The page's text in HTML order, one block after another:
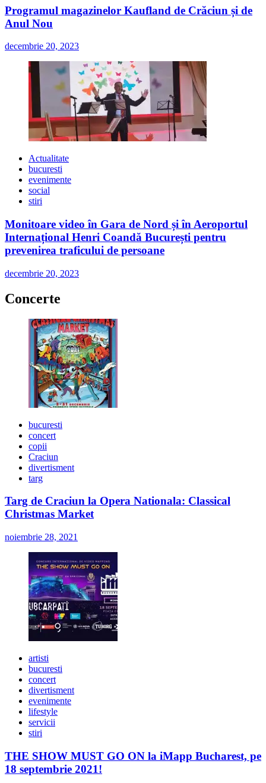
Programul magazinelor Kaufland de Crăciun și de
Anul Nou
decembrie 20, 2023
Actualitate
bucuresti
evenimente
social
stiri
Monitoare video în Gara de Nord și în Aeroportul
Internațional Henri Coandă București pentru
prevenirea traficului de persoane
decembrie 20, 2023
Concerte
bucuresti
concert
copii
Craciun
divertisment
targ
Targ de Craciun la Opera Nationala: Classical
Christmas Market
noiembrie 28, 2021
artisti
bucuresti
concert
divertisment
evenimente
lifestyle
servicii
stiri
THE SHOW MUST GO ON la iMapp Bucharest, pe
18 septembrie 2021!